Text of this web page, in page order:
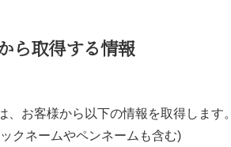
ら取得する情報
、お客様から以下の情報を取得します。
クネームやペンネームも含む)